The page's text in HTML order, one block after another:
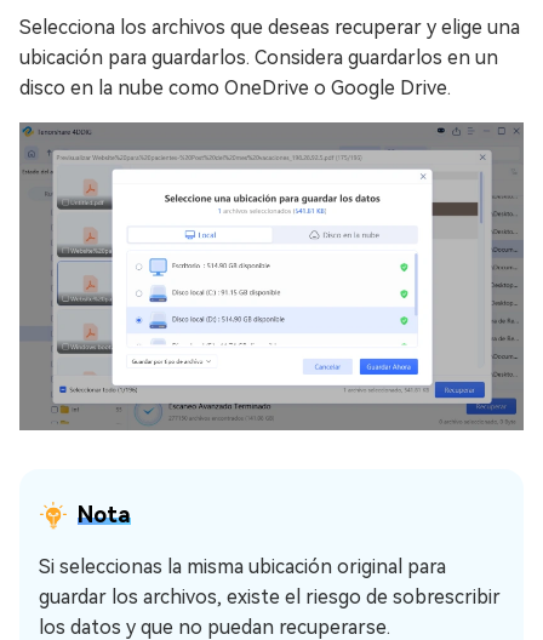
Selecciona los archivos que deseas recuperar y elige una
ubicación para guardarlos. Considera guardarlos en un
disco en la nube como OneDrive o Google Drive.
Nota
Si seleccionas la misma ubicación original para
guardar los archivos, existe el riesgo de sobrescribir
los datos y que no puedan recuperarse.